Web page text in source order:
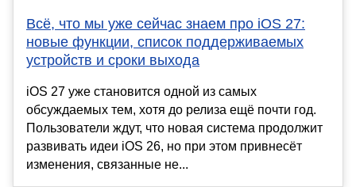
Всё, что мы уже сейчас знаем про iOS 27:
новые функции, список поддерживаемых
устройств и сроки выхода
iOS 27 уже становится одной из самых
обсуждаемых тем, хотя до релиза ещё почти год.
Пользователи ждут, что новая система продолжит
развивать идеи iOS 26, но при этом привнесёт
изменения, связанные не...